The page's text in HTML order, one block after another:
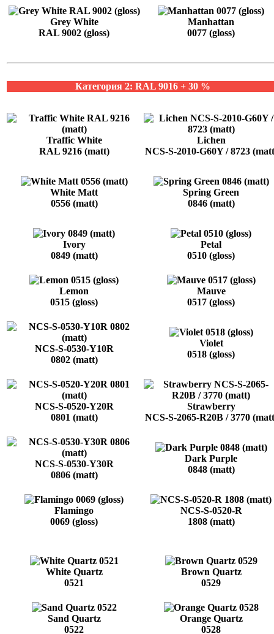
Grey White
RAL 9002 (gloss)
Manhattan
0077 (gloss)
Категория 2: RAL 9016 + 30 %
Traffic White
RAL 9216 (matt)
Lichen
NCS-S-2010-G60Y / 8723
White Matt
0556 (matt)
Spring Green
0846 (matt)
Ivory
0849 (matt)
Petal
0510 (gloss)
Lemon
0515 (gloss)
Mauve
0517 (gloss)
NCS-S-0530-Y10R
0802 (matt)
Violet
0518 (gloss)
NCS-S-0520-Y20R
0801 (matt)
Strawberry
NCS-S-2065-R20B / 3770
NCS-S-0530-Y30R
0806 (matt)
Dark Purple
0848 (matt)
Flamingo
0069 (gloss)
NCS-S-0520-R
1808 (matt)
White Quartz
0521
Brown Quartz
0529
Sand Quartz
0522
Orange Quartz
0528